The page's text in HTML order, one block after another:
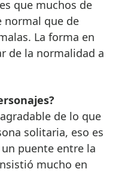
que muchos de
normal que de
La forma en
de la normalidad a
de lo que
solitaria, eso es
puente entre la
mucho en